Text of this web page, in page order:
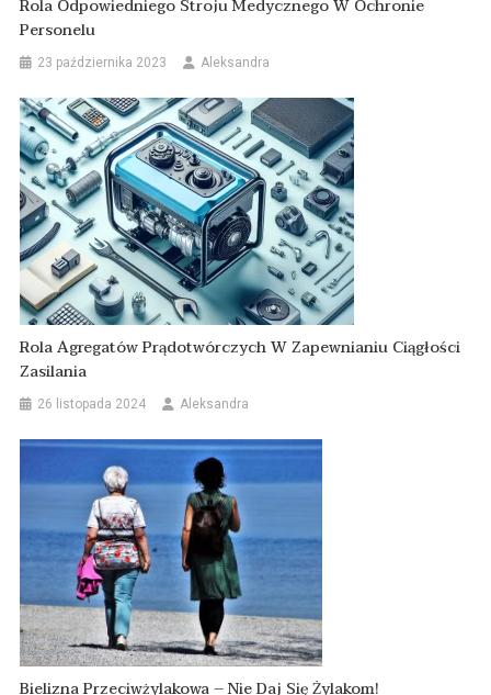
Rola Odpowiedniego Stroju Medycznego W Ochronie
Personelu
23 października 2023 Aleksandra
Rola Agregatów Prądotwórczych W Zapewnianiu Ciągłości
Zasilania
26 listopada 2024 Aleksandra
Bielizna Przeciwżylakowa – Nie Daj Się Żylakom!